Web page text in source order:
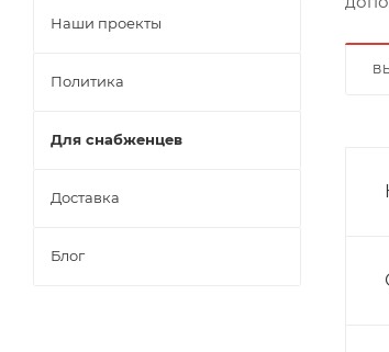
Наши проекты
Политика
Для снабженцев
Доставка
Блог